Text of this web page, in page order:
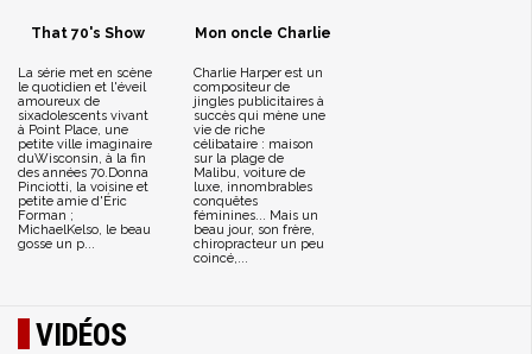
That 70's Show
La série met en scène
le quotidien et l'éveil
amoureux de
sixadolescents vivant
à Point Place, une
petite ville imaginaire
duWisconsin, à la fin
des années 70.Donna
Pinciotti, la voisine et
petite amie d'Éric
Forman ;
MichaelKelso, le beau
gosse un p...
Mon oncle Charlie
Charlie Harper est un
compositeur de
jingles publicitaires à
succès qui mène une
vie de riche
célibataire : maison
sur la plage de
Malibu, voiture de
luxe, innombrables
conquêtes
féminines... Mais un
beau jour, son frère,
chiropracteur un peu
coincé,...
VIDÉOS